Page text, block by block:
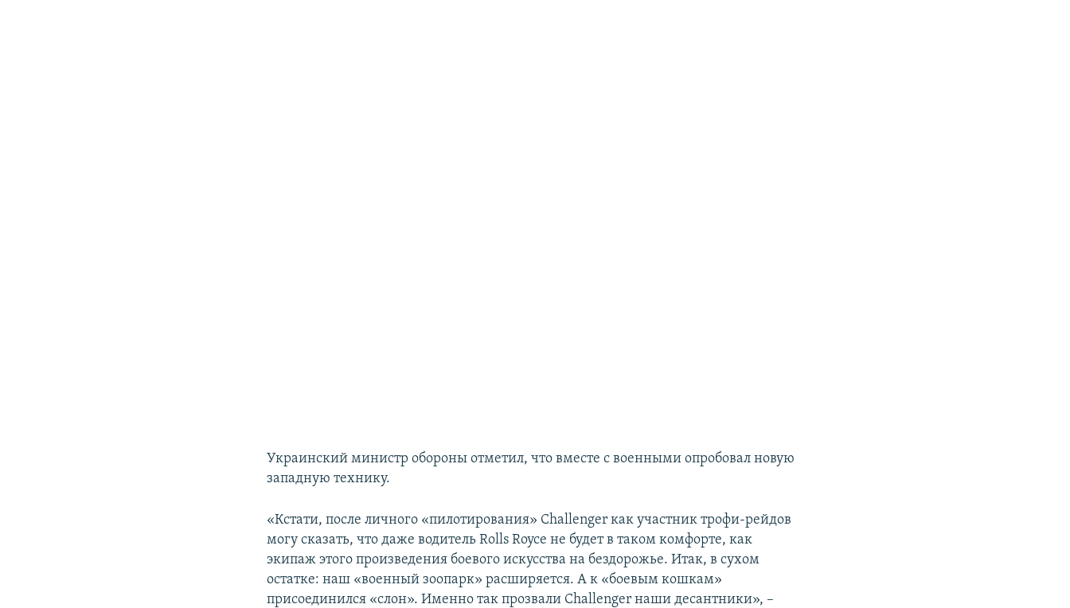
Украинский министр обороны отметил, что вместе с военными опробовал новую
западную технику.
«Кстати, после личного «пилотирования» Challenger как участник трофи-рейдов
могу сказать, что даже водитель Rolls Royce не будет в таком комфорте, как
экипаж этого произведения боевого искусства на бездорожье. Итак, в сухом
остатке: наш «военный зоопарк» расширяется. А к «боевым кошкам»
присоединился «слон». Именно так прозвали Challenger наши десантники», –